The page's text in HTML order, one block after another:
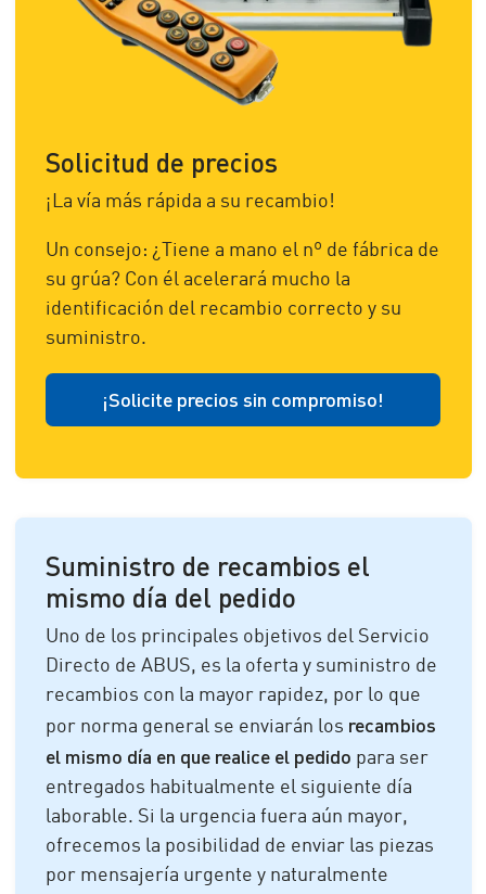
Solicitud de precios
¡La vía más rápida a su recambio!
Un consejo: ¿Tiene a mano el nº de fábrica de
su grúa? Con él acelerará mucho la
identificación del recambio correcto y su
suministro.
¡Solicite precios sin compromiso!
Suministro de recambios el
mismo día del pedido
Uno de los principales objetivos del Servicio
Directo de ABUS, es la oferta y suministro de
recambios con la mayor rapidez, por lo que
por norma general se enviarán los recambios
el mismo día en que realice el pedido para ser
entregados habitualmente el siguiente día
laborable. Si la urgencia fuera aún mayor,
ofrecemos la posibilidad de enviar las piezas
por mensajería urgente y naturalmente